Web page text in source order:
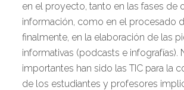
en el proyecto, tanto en las fases de
información, como en el procesado
finalmente, en la elaboración de las
informativas (podcasts e infografías).
importantes han sido las TIC para la
de los estudiantes y profesores